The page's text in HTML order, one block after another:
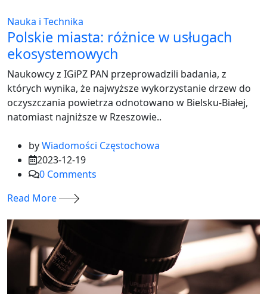
Nauka i Technika
Polskie miasta: różnice w usługach
ekosystemowych
Naukowcy z IGiPZ PAN przeprowadzili badania, z
których wynika, że najwyższe wykorzystanie drzew do
oczyszczania powietrza odnotowano w Bielsku-Białej,
natomiast najniższe w Rzeszowie..
byWiadomości Częstochowa
2023-12-19
0 Comments
Read More